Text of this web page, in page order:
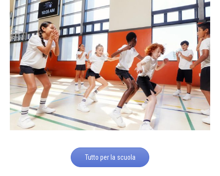
Tutto per la scuola